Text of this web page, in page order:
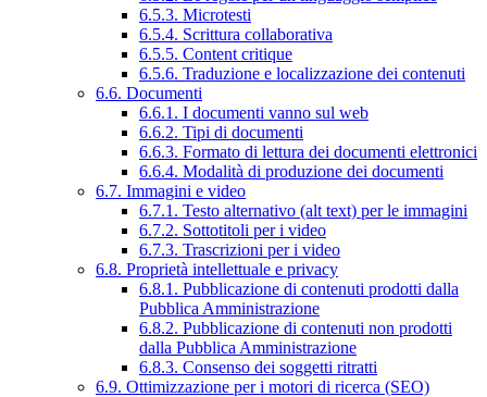
6.5.3. Microtesti
6.5.4. Scrittura collaborativa
6.5.5. Content critique
6.5.6. Traduzione e localizzazione dei contenuti
6.6. Documenti
6.6.1. I documenti vanno sul web
6.6.2. Tipi di documenti
6.6.3. Formato di lettura dei documenti elettronici
6.6.4. Modalità di produzione dei documenti
6.7. Immagini e video
6.7.1. Testo alternativo (alt text) per le immagini
6.7.2. Sottotitoli per i video
6.7.3. Trascrizioni per i video
6.8. Proprietà intellettuale e privacy
6.8.1. Pubblicazione di contenuti prodotti dalla
Pubblica Amministrazione
6.8.2. Pubblicazione di contenuti non prodotti
dalla Pubblica Amministrazione
6.8.3. Consenso dei soggetti ritratti
6.9. Ottimizzazione per i motori di ricerca (SEO)